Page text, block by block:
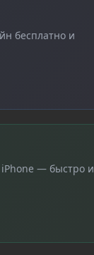
бесплатно и
iPhone — быстро и